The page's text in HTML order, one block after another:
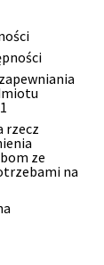
rzecz
ze
na